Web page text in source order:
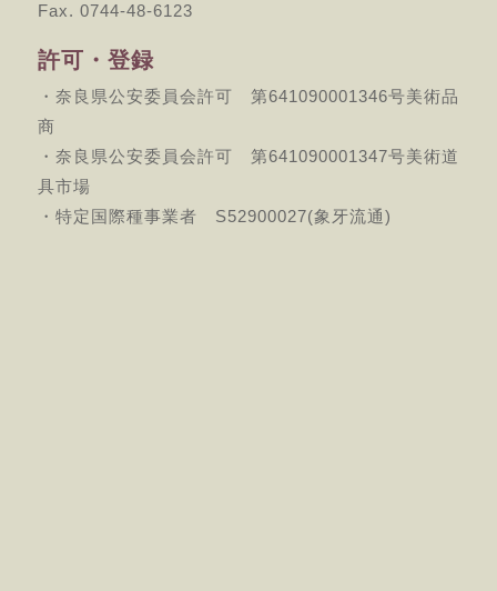
Fax. 0744-48-6123
許可・登録
・奈良県公安委員会許可 第641090001346号美術品
商
・奈良県公安委員会許可 第641090001347号美術道
具市場
・特定国際種事業者 S52900027(象牙流通)